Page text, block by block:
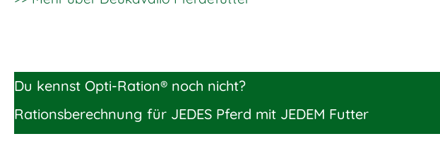
Du kennst Opti-Ration® noch nicht?
Rationsberechnung für JEDES Pferd mit JEDEM Futter